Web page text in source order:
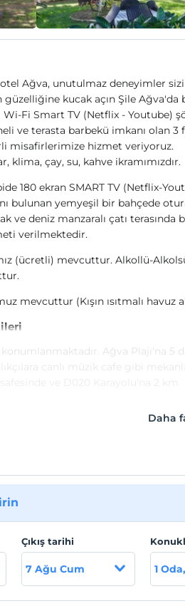
Ağva, unutulmaz deneyimler
güzelliğine kucak açın Şile
Wi-Fi Smart TV (Netflix - Youtube)
ve terasta barbekü imkanı olan 3
misafirlerimize hizmet veriyoruz.
klima, çay, su, kahve ikramımızdır.
180 ekran SMART TV (Netflix-
bulunan yemyeşil bir bahçede
ve deniz manzaralı çatı terasında
verilmektedir.
(ücretli) mevcuttur. Alkollü-
mevcuttur (Kışın ısıtmalı havuz
Ağva Plajı'na 5
canlı müzik cafe gibi
Daha
Çıkış tarihi
7 Ağu Cum 1